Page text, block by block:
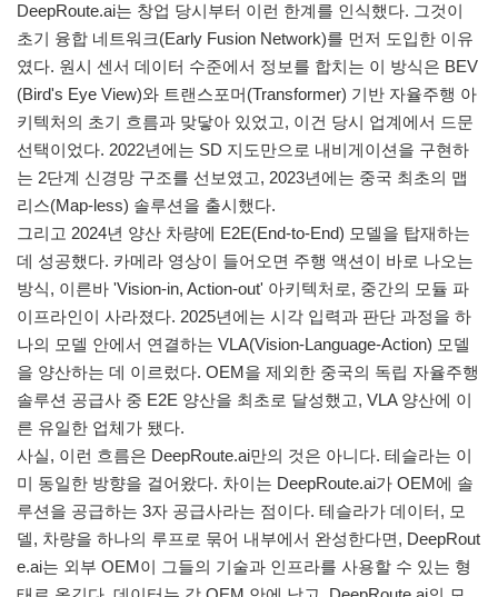
DeepRoute.ai는 창업 당시부터 이런 한계를 인식했다. 그것이
초기 융합 네트워크(Early Fusion Network)를 먼저 도입한 이유
였다. 원시 센서 데이터 수준에서 정보를 합치는 이 방식은 BEV
(Bird's Eye View)와 트랜스포머(Transformer) 기반 자율주행 아
키텍처의 초기 흐름과 맞닿아 있었고, 이건 당시 업계에서 드문
선택이었다. 2022년에는 SD 지도만으로 내비게이션을 구현하
는 2단계 신경망 구조를 선보였고, 2023년에는 중국 최초의 맵
리스(Map-less) 솔루션을 출시했다.
그리고 2024년 양산 차량에 E2E(End-to-End) 모델을 탑재하는
데 성공했다. 카메라 영상이 들어오면 주행 액션이 바로 나오는
방식, 이른바 'Vision-in, Action-out' 아키텍처로, 중간의 모듈 파
이프라인이 사라졌다. 2025년에는 시각 입력과 판단 과정을 하
나의 모델 안에서 연결하는 VLA(Vision-Language-Action) 모델
을 양산하는 데 이르렀다. OEM을 제외한 중국의 독립 자율주행
솔루션 공급사 중 E2E 양산을 최초로 달성했고, VLA 양산에 이
른 유일한 업체가 됐다.
사실, 이런 흐름은 DeepRoute.ai만의 것은 아니다. 테슬라는 이
미 동일한 방향을 걸어왔다. 차이는 DeepRoute.ai가 OEM에 솔
루션을 공급하는 3자 공급사라는 점이다. 테슬라가 데이터, 모
델, 차량을 하나의 루프로 묶어 내부에서 완성한다면, DeepRout
e.ai는 외부 OEM이 그들의 기술과 인프라를 사용할 수 있는 형